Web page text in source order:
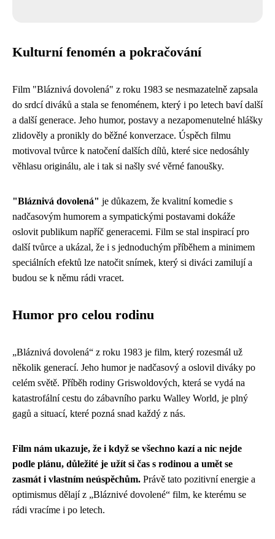
Kulturní fenomén a pokračování
Film "Bláznivá dovolená" z roku 1983 se nesmazatelně zapsala
do srdcí diváků a stala se fenoménem, který i po letech baví další
a další generace. Jeho humor, postavy a nezapomenutelné hlášky
zlidověly a pronikly do běžné konverzace. Úspěch filmu
motivoval tvůrce k natočení dalších dílů, které sice nedosáhly
věhlasu originálu, ale i tak si našly své věrné fanoušky.
"Bláznivá dovolená" je důkazem, že kvalitní komedie s
nadčasovým humorem a sympatickými postavami dokáže
oslovit publikum napříč generacemi. Film se stal inspirací pro
další tvůrce a ukázal, že i s jednoduchým příběhem a minimem
speciálních efektů lze natočit snímek, který si diváci zamilují a
budou se k němu rádi vracet.
Humor pro celou rodinu
„Bláznivá dovolená“ z roku 1983 je film, který rozesmál už
několik generací. Jeho humor je nadčasový a oslovil diváky po
celém světě. Příběh rodiny Griswoldových, která se vydá na
katastrofální cestu do zábavního parku Walley World, je plný
gagů a situací, které pozná snad každý z nás.
Film nám ukazuje, že i když se všechno kazí a nic nejde
podle plánu, důležité je užít si čas s rodinou a umět se
zasmát i vlastním neúspěchům. Právě tato pozitivní energie a
optimismus dělají z „Bláznivé dovolené“ film, ke kterému se
rádi vracíme i po letech.